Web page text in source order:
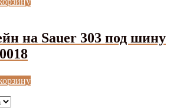
на Sauer 303 под шину